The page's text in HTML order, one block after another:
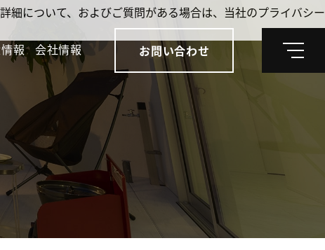
報 会社情報 お問い合わせ
メ
細について、およびご質問がある場合は、当社のプライバシー